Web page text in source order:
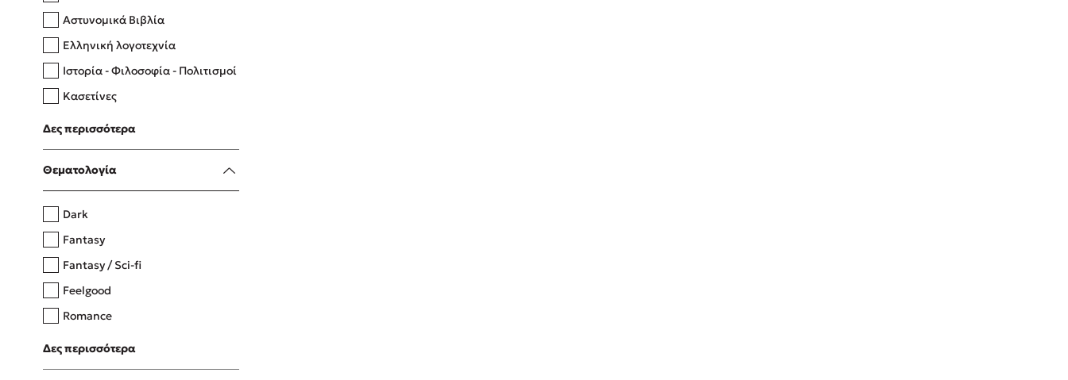
Δανάη Δεληγεώργη
Πάνω, κάτω, μπροστά, πίσω
Η μέθοδος Αφήστε τους
Αστυνομικά Βιβλία
Ελληνική λογοτεχνία
Ιστορία - Φιλοσοφία - Πολιτισμοί
Κασετίνες
Λευκώματα - Έγχρωμοι οδηγοί
Μαγειρική
Δες περισσότερα
Θεματολογία
Dark
Fantasy
Fantasy / Sci-fi
Feelgood
Romance
Upmarket
Young Adult
Δες περισσότερα